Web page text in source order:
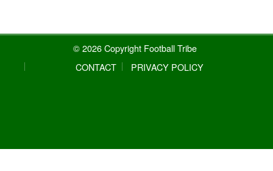
© 2026 Copyright Football Tribe
CONTACT
PRIVACY POLICY